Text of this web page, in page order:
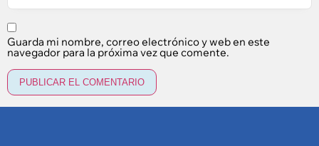
Guarda mi nombre, correo electrónico y web en este
navegador para la próxima vez que comente.